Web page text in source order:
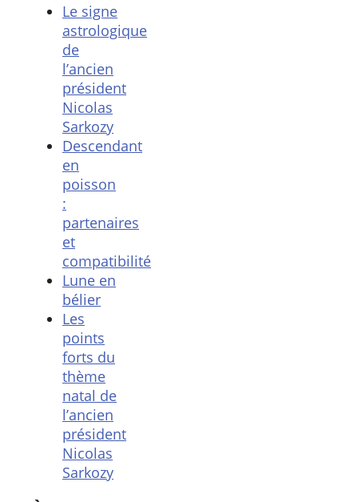
Le signe
astrologique
de
l’ancien
président
Nicolas
Sarkozy
Descendant
en
poisson
:
partenaires
et
compatibilité
Lune en
bélier
Les
points
forts du
thème
natal de
l’ancien
président
Nicolas
Sarkozy